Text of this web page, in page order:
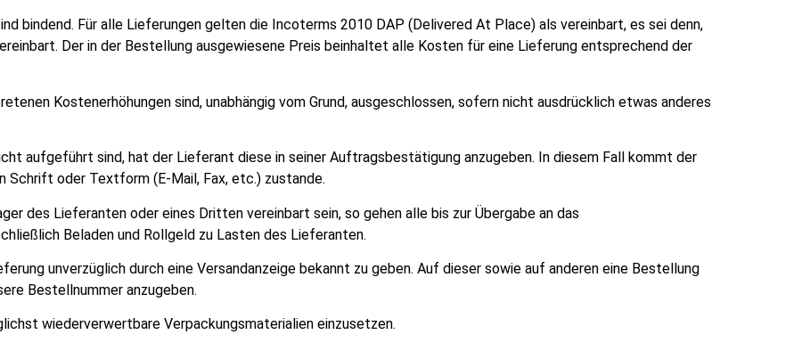
bindend. Für alle Lieferungen gelten die Incoterms 2010 DAP (Delivered At Place) als vereinbart, es sei denn,
Der in der Bestellung ausgewiesene Preis beinhaltet alle Kosten für eine Lieferung entsprechend der
Kostenerhöhungen sind, unabhängig vom Grund, ausgeschlossen, sofern nicht ausdrücklich etwas anderes
aufgeführt sind, hat der Lieferant diese in seiner Auftragsbestätigung anzugeben. In diesem Fall kommt der
oder Textform (E-Mail, Fax, etc.) zustande.
des Lieferanten oder eines Dritten vereinbart sein, so gehen alle bis zur Übergabe an das
Beladen und Rollgeld zu Lasten des Lieferanten.
unverzüglich durch eine Versandanzeige bekannt zu geben. Auf dieser sowie auf anderen eine Bestellung
Bestellnummer anzugeben.
wiederverwertbare Verpackungsmaterialien einzusetzen.